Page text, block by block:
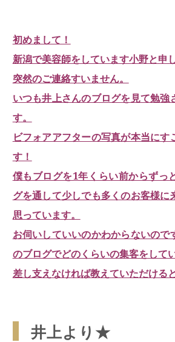
初めまして！
新潟で美容師をしています小野と申し
突然のご連絡すいません。
いつも井上さんのブログを見て勉強
す。
ビフォアアフターの写真が本当にす
す！
僕もブログを1年くらい前からずっ
グを通して少しでも多くのお客様に
思っています。
お伺いしていいのかわからないので
のブログでどのくらいの集客をして
差し支えなければ教えていただける
井上より★